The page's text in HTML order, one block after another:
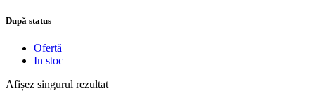
După status
Ofertă
In stoc
Afișez singurul rezultat